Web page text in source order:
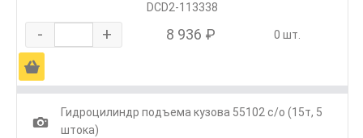
DCD2-113338
- + 8 936 ₽ 0 шт.
Ä
1
Гидроцилиндр подъема кузова 55102 с/о (15т, 5
штока)